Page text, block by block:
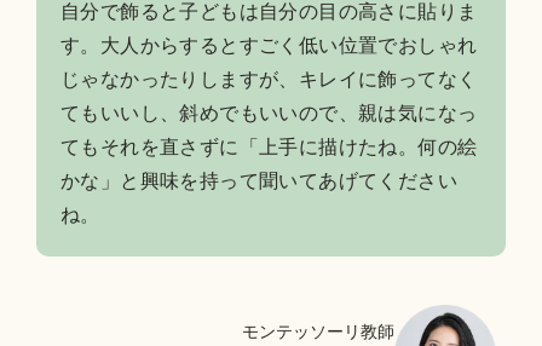
自分で飾ると子どもは自分の目の高さに貼りま
す。大人からするとすごく低い位置でおしゃれ
じゃなかったりしますが、キレイに飾ってなく
てもいいし、斜めでもいいので、親は気になっ
てもそれを直さずに「上手に描けたね。何の絵
かな」と興味を持って聞いてあげてください
ね。
モンテッソーリ教師